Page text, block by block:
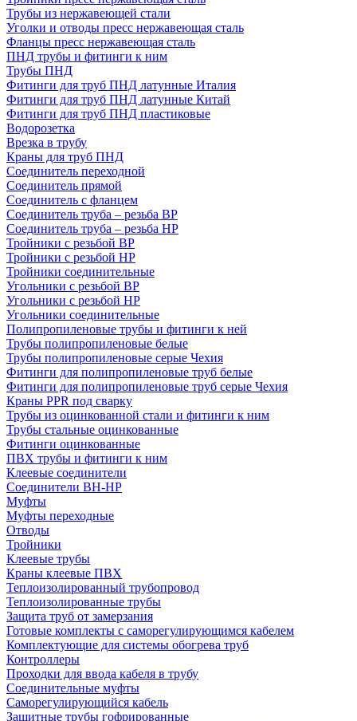
Трубы из нержавеющей стали
Уголки и отводы пресс нержавеющая сталь
Фланцы пресс нержавеющая сталь
ПНД трубы и фитинги к ним
Трубы ПНД
Фитинги для труб ПНД латунные Италия
Фитинги для труб ПНД латунные Китай
Фитинги для труб ПНД пластиковые
Водорозетка
Врезка в трубу
Краны для труб ПНД
Соединитель переходной
Соединитель прямой
Соединитель с фланцем
Соединитель труба – резьба ВР
Соединитель труба – резьба НР
Тройники с резьбой ВР
Тройники с резьбой НР
Тройники соединительные
Угольники с резьбой ВР
Угольники с резьбой НР
Угольники соединительные
Полипропиленовые трубы и фитинги к ней
Трубы полипропиленовые белые
Трубы полипропиленовые серые Чехия
Фитинги для полипропиленовые труб белые
Фитинги для полипропиленовые труб серые Чехия
Краны PPR под сварку
Трубы из оцинкованной стали и фитинги к ним
Трубы стальные оцинкованные
Фитинги оцинкованные
ПВХ трубы и фитинги к ним
Клеевые соединители
Соединители ВН-НР
Муфты
Муфты переходные
Отводы
Тройники
Клеевые трубы
Краны клеевые ПВХ
Теплоизолированный трубопровод
Теплоизолированные трубы
Защита труб от замерзания
Готовые комплекты с саморегулирующимся кабелем
Комплектующие для системы обогрева труб
Контроллеры
Проходки для ввода кабеля в трубу
Соединительные муфты
Саморегулирующийся кабель
Защитные трубы гофрированные